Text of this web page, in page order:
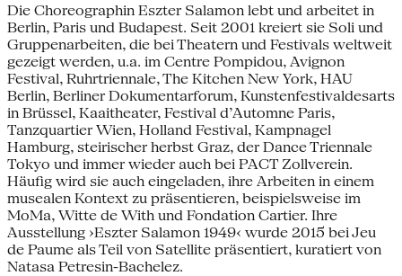
Die Choreographin Eszter Salamon lebt und arbeitet in
Berlin, Paris und Budapest. Seit 2001 kreiert sie Soli und
Gruppenarbeiten, die bei Theatern und Festivals weltweit
gezeigt werden, u.a. im Centre Pompidou, Avignon
Festival, Ruhrtriennale, The Kitchen New York, HAU
Berlin, Berliner Dokumentarforum, Kunstenfestivaldesarts
in Brüssel, Kaaitheater, Festival d’Automne Paris,
Tanzquartier Wien, Holland Festival, Kampnagel
Hamburg, steirischer herbst Graz, der Dance Triennale
Tokyo und immer wieder auch bei PACT Zollverein.
Häufig wird sie auch eingeladen, ihre Arbeiten in einem
musealen Kontext zu präsentieren, beispielsweise im
MoMa, Witte de With und Fondation Cartier. Ihre
Ausstellung ›Eszter Salamon 1949‹ wurde 2015 bei Jeu
de Paume als Teil von Satellite präsentiert, kuratiert von
Natasa Petresin-Bachelez.